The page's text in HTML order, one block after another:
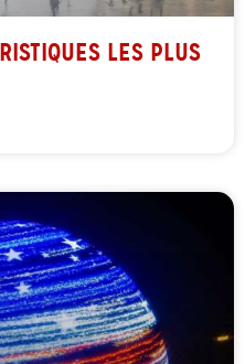
LES PLUS